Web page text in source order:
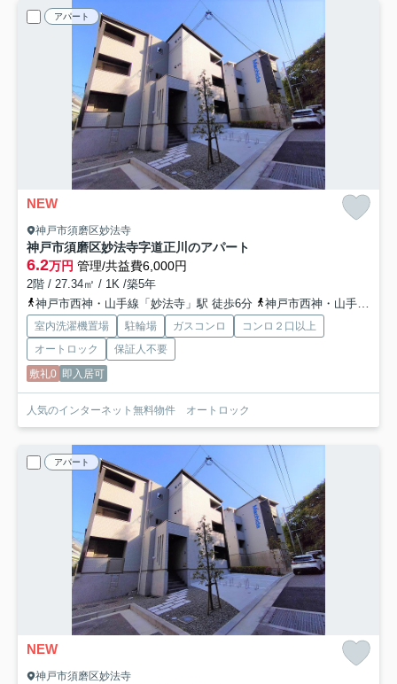
アパート
NEW
神戸市須磨区妙法寺
神戸市須磨区妙法寺字道正川のアパート
6.2万円 管理/共益費6,000円
2階 / 27.34㎡ / 1K /築5年
神戸市西神・山手線「妙法寺」駅 徒歩6分
神戸市西神・山手線「名谷」駅 徒歩22分
室内洗濯機置場 駐輪場 ガスコンロ
コンロ２口以上
オートロック
保証人不要
敷礼0 即入居可
人気のインターネット無料物件 オートロック
アパート
NEW
神戸市須磨区妙法寺